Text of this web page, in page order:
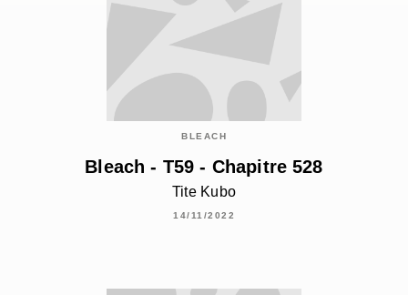
BLEACH
Bleach - T59 - Chapitre 528
Tite Kubo
14/11/2022